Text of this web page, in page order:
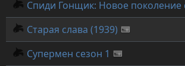
Спиди Гонщик: Новое поколение
Старая слава (1939)
Супермен сезон 1